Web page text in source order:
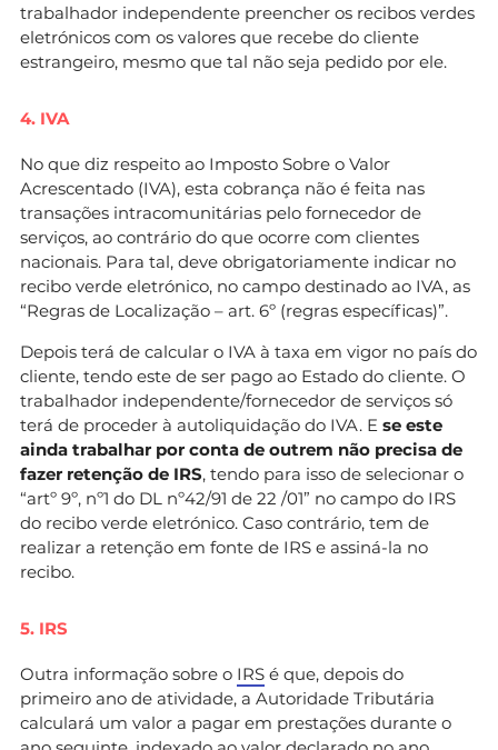
trabalhador independente preencher os recibos verdes
eletrónicos com os valores que recebe do cliente
estrangeiro, mesmo que tal não seja pedido por ele.
4. IVA
No que diz respeito ao Imposto Sobre o Valor
Acrescentado (IVA), esta cobrança não é feita nas
transações intracomunitárias pelo fornecedor de
serviços, ao contrário do que ocorre com clientes
nacionais. Para tal, deve obrigatoriamente indicar no
recibo verde eletrónico, no campo destinado ao IVA, as
“Regras de Localização – art. 6º (regras específicas)”.
Depois terá de calcular o IVA à taxa em vigor no país do
cliente, tendo este de ser pago ao Estado do cliente. O
trabalhador independente/fornecedor de serviços só
terá de proceder à autoliquidação do IVA. E se este
ainda trabalhar por conta de outrem não precisa de
fazer retenção de IRS, tendo para isso de selecionar o
“artº 9º, nº1 do DL nº42/91 de 22 /01” no campo do IRS
do recibo verde eletrónico. Caso contrário, tem de
realizar a retenção em fonte de IRS e assiná-la no
recibo.
5. IRS
Outra informação sobre o IRS é que, depois do
primeiro ano de atividade, a Autoridade Tributária
calculará um valor a pagar em prestações durante o